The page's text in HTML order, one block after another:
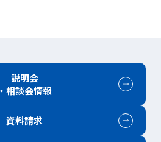
説明会
・相談会情報
資料請求